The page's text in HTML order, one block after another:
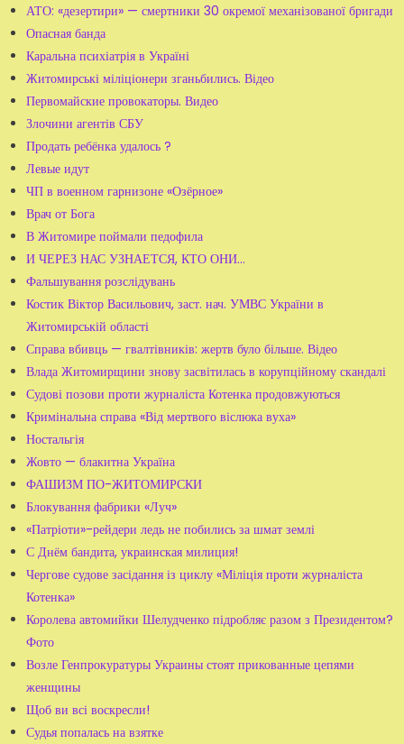
АТО: «дезертири» — смертники 30 окремої механізованої бригади
Опасная банда
Каральна психіатрія в Україні
Житомирські міліціонери зганьбились. Відео
Первомайские провокаторы. Видео
Злочини агентів СБУ
Продать ребёнка удалось ?
Левые идут
ЧП в военном гарнизоне «Озёрное»
Врач от Бога
В Житомире поймали педофила
И ЧЕРЕЗ НАС УЗНАЕТСЯ, КТО ОНИ…
Фальшування розслідувань
Костик Віктор Васильович, заст. нач. УМВС України в
Житомирській області
Справа вбивць — гвалтівників: жертв було більше. Відео
Влада Житомирщини знову засвітилась в корупційному скандалі
Судові позови проти журналіста Котенка продовжуються
Кримінальна справа «Від мертвого віслюка вуха»
Ностальгія
Жовто — блакитна Україна
ФАШИЗМ ПО-ЖИТОМИРСКИ
Блокування фабрики «Луч»
«Патріоти»-рейдери ледь не побились за шмат землі
С Днём бандита, украинская милиция!
Чергове судове засідання із циклу «Міліція проти журналіста
Котенка»
Королева автомийки Шелудченко підробляє разом з Президентом?
Фото
Возле Генпрокуратуры Украины стоят прикованные цепями
женщины
Щоб ви всі воскресли!
Судья попалась на взятке